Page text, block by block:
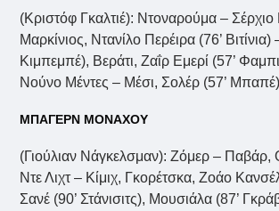
(Κριστόφ Γκαλτιέ): Ντοναρούμα –
Μαρκίνιος, Ντανίλο Περέιρα (76’ Βιτίνια)
Κιμπεμπέ), Βεράτι, Ζαΐρ Εμερί (57’
Νούνο Μέντες – Μέσι, Σολέρ (57’
ΜΠΑΓΕΡΝ ΜΟΝΑΧΟΥ
(Γιούλιαν Νάγκελσμαν): Ζόμερ – Παβάρ,
Ντε Λιχτ – Κίμιχ, Γκορέτσκα, Ζοάο
Σανέ (90’ Στάνισιτς), Μουσιάλα (87’